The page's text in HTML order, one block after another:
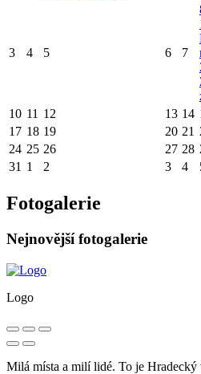
3 4 5 6 7
10 11 12 13 14
17 18 19 20 21
24 25 26 27 28
31 1 2 3 4
Fotogalerie
Nejnovější fotogalerie
Logo
Milá místa a milí lidé. To je Hradecký